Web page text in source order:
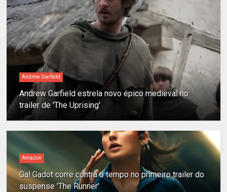
Andrew Garfield
Andrew Garfield estrela novo épico medieval no
trailer de 'The Uprising'
Amazon
Gal Gadot corre contra o tempo no primeiro trailer do
suspense 'The Runner'